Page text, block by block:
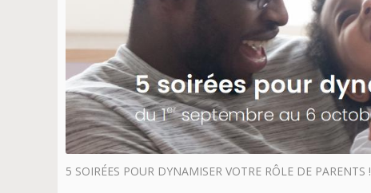
5 SOIRÉES POUR DYNAMISER VOTRE RÔLE DE PARENTS !